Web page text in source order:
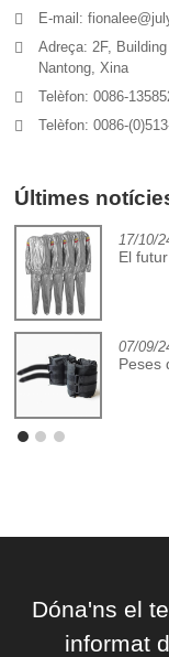
E-mail:
Adreça: 2F,
Nantong, Xina
Telèfon: 0086-
Telèfon: 0086-
Últimes
17/10/
El
07/09/
Peses
Dóna'ns el
informat